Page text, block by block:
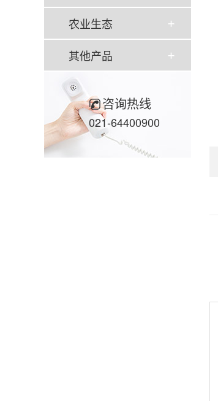
农业生态
其他产品
咨询热线
021-64400900